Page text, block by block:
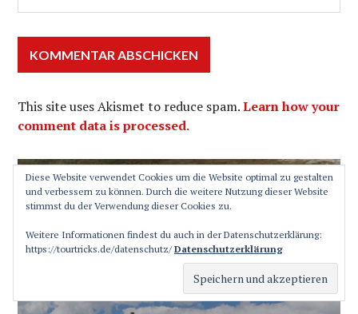
This site uses Akismet to reduce spam.Learn how your
comment data is processed.
Beitragsnavigation
VORHERIGER BEITRAG
Vorheriger
Pfiffig: fünf
Murmeltierwanderungen im
Zillertal
Diese Website verwendet Cookies um die Website optimal zu gestalten
und verbessern zu können. Durch die weitere Nutzung dieser Website
stimmst du der Verwendung dieser Cookies zu.
Weitere Informationen findest du auch in der Datenschutzerklärung:
https://tourtricks.de/datenschutz/Datenschutzerklärung